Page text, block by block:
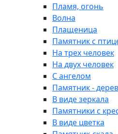
Пламя, огонь
Волна
Плащеница
Памятник с
На трех человек
На двух человек
С ангелом
Памятник -
В виде зеркала
Памятники с
В виде цветка